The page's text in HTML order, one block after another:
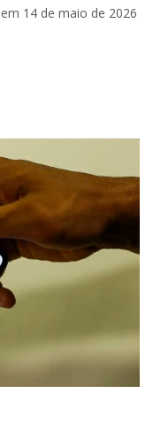
14 de maio de 2026